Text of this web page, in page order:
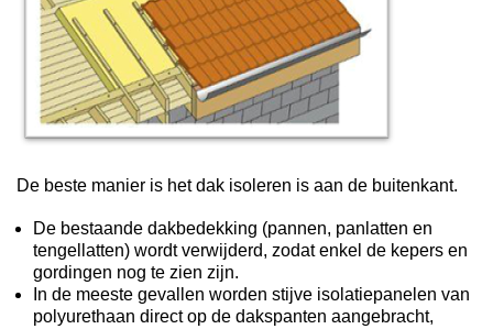
De beste manier is het dak isoleren is aan de buitenkant.
De bestaande dakbedekking (pannen, panlatten en
tengellatten) wordt verwijderd, zodat enkel de kepers en
gordingen nog te zien zijn.
In de meeste gevallen worden stijve isolatiepanelen van
polyurethaan direct op de dakspanten aangebracht,